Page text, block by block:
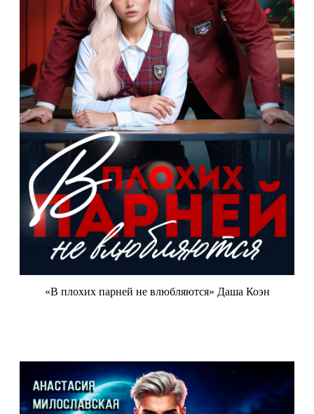
«В плохих парней не влюбляются» Даша Коэн